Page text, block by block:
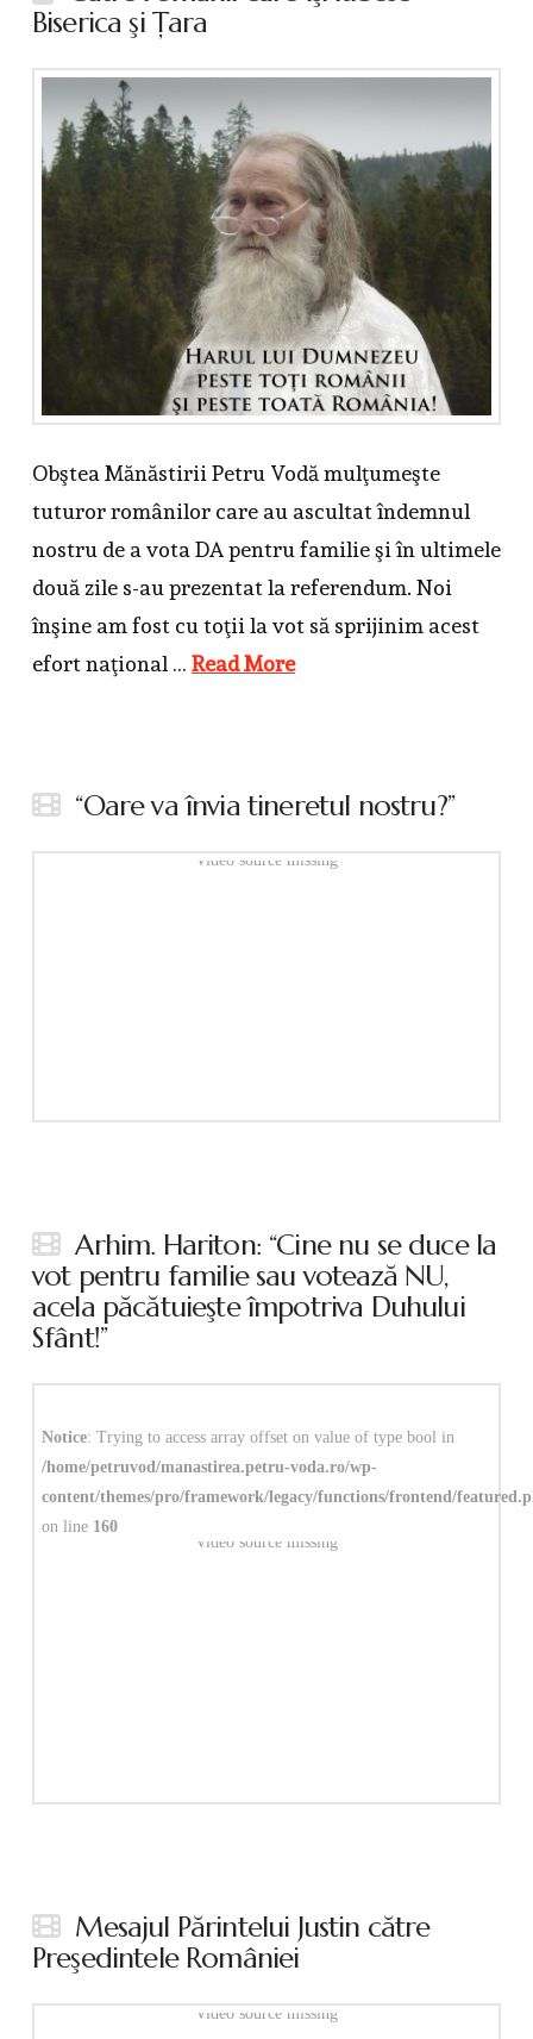
Biserica şi Ţara
Obştea Mănăstirii Petru Vodă mulţumeşte
tuturor românilor care au ascultat îndemnul
nostru de a vota DA pentru familie şi în ultimele
două zile s-au prezentat la referendum. Noi
înşine am fost cu toţii la vot să sprijinim acest
efort naţional … Read More
“Oare va învia tineretul nostru?”
Video source missing
Arhim. Hariton: “Cine nu se duce la
vot pentru familie sau votează NU,
acela păcătuieşte împotriva Duhului
Sfânt!”
Notice: Trying to access array offset on value of type bool in
/home/petruvod/manastirea.petru-voda.ro/wp-
content/themes/pro/framework/legacy/functions/frontend/
on line 160
Video source missing
Mesajul Părintelui Justin către
Preşedintele României
Video source missing